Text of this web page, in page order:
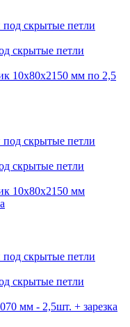
скрытые петли
10х80х2150 мм по 2,5
скрытые петли
10х80х2150 мм
скрытые петли
мм - 2,5шт. + зарезка